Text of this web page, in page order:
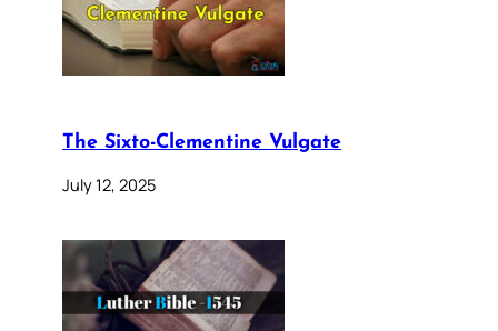
The Sixto-Clementine Vulgate
July 12, 2025